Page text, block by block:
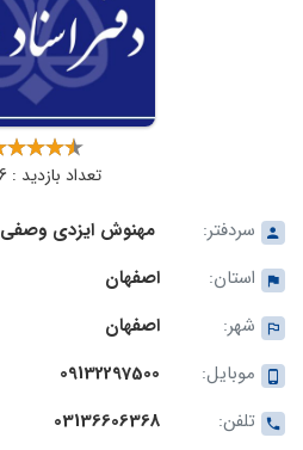
تعداد بازدید : 7866
سردفتر:
مهنوش ایزدی وصفی
استان:
اصفهان
شهر:
اصفهان
موبایل:
09132297500
تلفن:
03136606368